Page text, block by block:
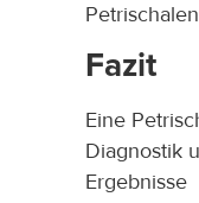
Fazit
Eine
Diagnostik
Ergebnisse